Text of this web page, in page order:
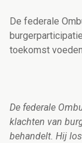
De federale
toekomst
De federale
klachten van
behandelt. Hij